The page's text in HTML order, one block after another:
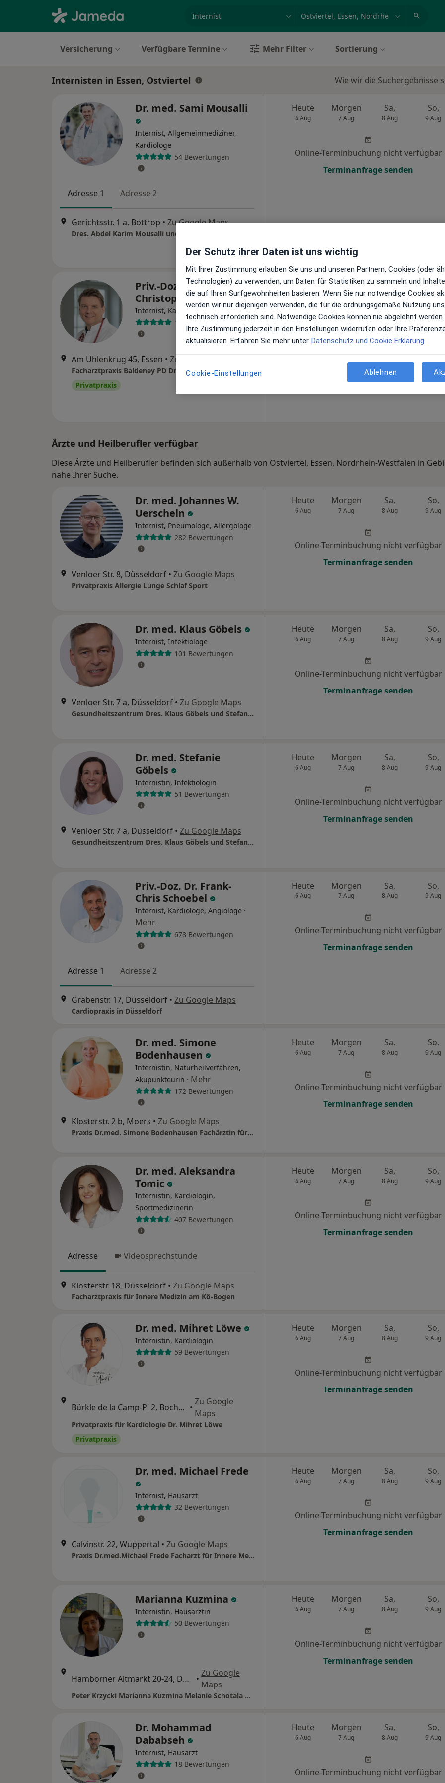
Versicherung Verfügbare Termine Mehr Filter Sortierung
Internisten in Essen, Ostviertel Wie wir die Suchergebnisse
Dr. med. Sami Mousalli
Internist, Allgemeinmediziner,
Kardiologe
54 Bewertungen
Adresse 1 Adresse 2
Gerichtsstr. 1 a, Bottrop • Zu Google Maps
Dres. Abdel Karim Mousalli und Sami Mousalli
Heute
6 Aug
Morgen
7 Aug
Sa,
8 Aug
So,
9 Aug
Online-Terminbuchung nicht verfügbar
Terminanfrage senden
Priv.-Doz. Dr. med.
Christoph K. Naber
Internist, Kardiologe· Mehr
14 Bewertungen
Am Uhlenkrug 45, Essen • Zu Google Maps
Facharztpraxis Baldeney PD Dr.med. Christoph Naber Facharzt für Innere Medizin und Kardiologie
Privatpraxis
Heute
6 Aug
Morgen
7 Aug
Sa,
8 Aug
So,
9 Aug
Online-Terminbuchung nicht verfügbar
Terminanfrage senden
Ärzte und Heilberufler verfügbar
Diese Ärzte und Heilberufler befinden sich außerhalb von Ostviertel, Essen, Nordrhein-Westfalen in
nahe Ihrer Suche.
Dr. med. Johannes W.
Uerscheln
Internist, Pneumologe, Allergologe
282 Bewertungen
Venloer Str. 8, Düsseldorf • Zu Google Maps
Privatpraxis Allergie Lunge Schlaf Sport
Heute
6 Aug
Morgen
7 Aug
Sa,
8 Aug
So,
9 Aug
Online-Terminbuchung nicht verfügbar
Terminanfrage senden
Dr. med. Klaus Göbels
Internist, Infektiologe
101 Bewertungen
Venloer Str. 7 a, Düsseldorf • Zu Google Maps
Gesundheitszentrum Dres. Klaus Göbels und Stefanie Göbels
Heute
6 Aug
Morgen
7 Aug
Sa,
8 Aug
So,
9 Aug
Online-Terminbuchung nicht verfügbar
Terminanfrage senden
Dr. med. Stefanie
Göbels
Internistin, Infektiologin
51 Bewertungen
Venloer Str. 7 a, Düsseldorf • Zu Google Maps
Gesundheitszentrum Dres. Klaus Göbels und Stefanie Göbels
Heute
6 Aug
Morgen
7 Aug
Sa,
8 Aug
So,
9 Aug
Online-Terminbuchung nicht verfügbar
Terminanfrage senden
Priv.-Doz. Dr. Frank-
Chris Schoebel
Internist, Kardiologe, Angiologe ·
Mehr
678 Bewertungen
Adresse 1 Adresse 2
Grabenstr. 17, Düsseldorf • Zu Google Maps
Cardiopraxis in Düsseldorf
Heute
6 Aug
Morgen
7 Aug
Sa,
8 Aug
So,
9 Aug
Online-Terminbuchung nicht verfügbar
Terminanfrage senden
Dr. med. Simone
Bodenhausen
Internistin, Naturheilverfahren,
Akupunkteurin · Mehr
172 Bewertungen
Klosterstr. 2 b, Moers • Zu Google Maps
Praxis Dr.med. Simone Bodenhausen Fachärztin für Innere Medizin
Heute
6 Aug
Morgen
7 Aug
Sa,
8 Aug
So,
9 Aug
Online-Terminbuchung nicht verfügbar
Terminanfrage senden
Dr. med. Aleksandra
Tomic
Internistin, Kardiologin,
Sportmedizinerin
407 Bewertungen
Adresse Videosprechstunde
Klosterstr. 18, Düsseldorf • Zu Google Maps
Facharztpraxis für Innere Medizin am Kö-Bogen
Heute
6 Aug
Morgen
7 Aug
Sa,
8 Aug
So,
9 Aug
Online-Terminbuchung nicht verfügbar
Terminanfrage senden
Dr. med. Mihret Löwe
Internistin, Kardiologin
59 Bewertungen
Bürkle de la Camp-Pl 2, Bochum •
Zu Google
Maps
Privatpraxis für Kardiologie Dr. Mihret Löwe
Privatpraxis
Heute
6 Aug
Morgen
7 Aug
Sa,
8 Aug
So,
9 Aug
Online-Terminbuchung nicht verfügbar
Terminanfrage senden
Dr. med. Michael Frede
Internist, Hausarzt
32 Bewertungen
Calvinstr. 22, Wuppertal • Zu Google Maps
Praxis Dr.med.Michael Frede Facharzt für Innere Medizin
Heute
6 Aug
Morgen
7 Aug
Sa,
8 Aug
So,
9 Aug
Online-Terminbuchung nicht verfügbar
Terminanfrage senden
Marianna Kuzmina
Internistin, Hausärztin
50 Bewertungen
Hamborner Altmarkt 20-24, Duisburg •
Zu Google
Maps
Peter Krzycki Marianna Kuzmina Melanie Schotala u.w.
Heute
6 Aug
Morgen
7 Aug
Sa,
8 Aug
So,
9 Aug
Online-Terminbuchung nicht verfügbar
Terminanfrage senden
Dr. Mohammad
Dababseh
Internist, Hausarzt
18 Bewertungen
Heute
6 Aug
Morgen
7 Aug
Sa,
8 Aug
So,
9 Aug
Online-Terminbuchung nicht verfügbar
Der Schutz ihrer Daten ist uns wichtig
Mit Ihrer Zustimmung erlauben Sie uns und unseren Partnern, Cookies (oder
Technologien) zu verwenden, um Daten für Statistiken zu sammeln und
die auf Ihren Surfgewohnheiten basieren. Wenn Sie nur notwendige Cookies
werden wir nur diejenigen verwenden, die für die ordnungsgemäße Nutzung
technisch erforderlich sind. Notwendige Cookies können nie abgelehnt werden.
Ihre Zustimmung jederzeit in den Einstellungen widerrufen oder Ihre
aktualisieren. Erfahren Sie mehr unter Datenschutz und Cookie Erklärung
Cookie-Einstellungen Ablehnen